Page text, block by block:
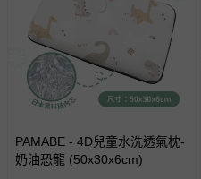
已拆封之以下類型商品：
-個人衛生用品（例如
墊、寢具類等）。
-新生兒親膚衣物（嬰幼
褲、紗布衣等）。
-接觸性孕哺產品（奶嘴
-其他原廠盒裝商品封口
示字句等說明貼紙、封
PAMABE - 4D兒童水洗透氣枕-
奶油恐龍 (50x30x6cm)